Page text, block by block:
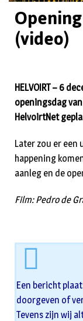
(video)
HELVOIRT – 6
openingsdag
HelvoirtNet
Later zou er een
happening
aanleg en de
Film: Pedro de
Een bericht
doorgeven of
Tevens zijn wij